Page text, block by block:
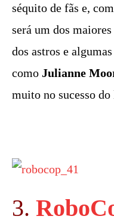
séquito de fãs e,
será um dos
dos astros e
como Julianne
muito no sucesso do
3.